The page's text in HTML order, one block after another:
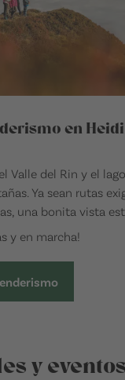
en
Valle del Rin y el
Ya sean rutas
una bonita vista
y en marcha!
y